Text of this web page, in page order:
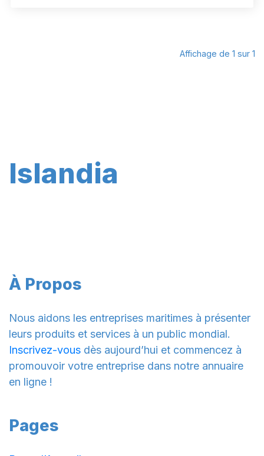
Affichage de 1 sur 1
Islandia
À Propos
Nous aidons les entreprises maritimes à présenter
leurs produits et services à un public mondial.
Inscrivez-vous dès aujourd’hui et commencez à
promouvoir votre entreprise dans notre annuaire
en ligne !
Pages